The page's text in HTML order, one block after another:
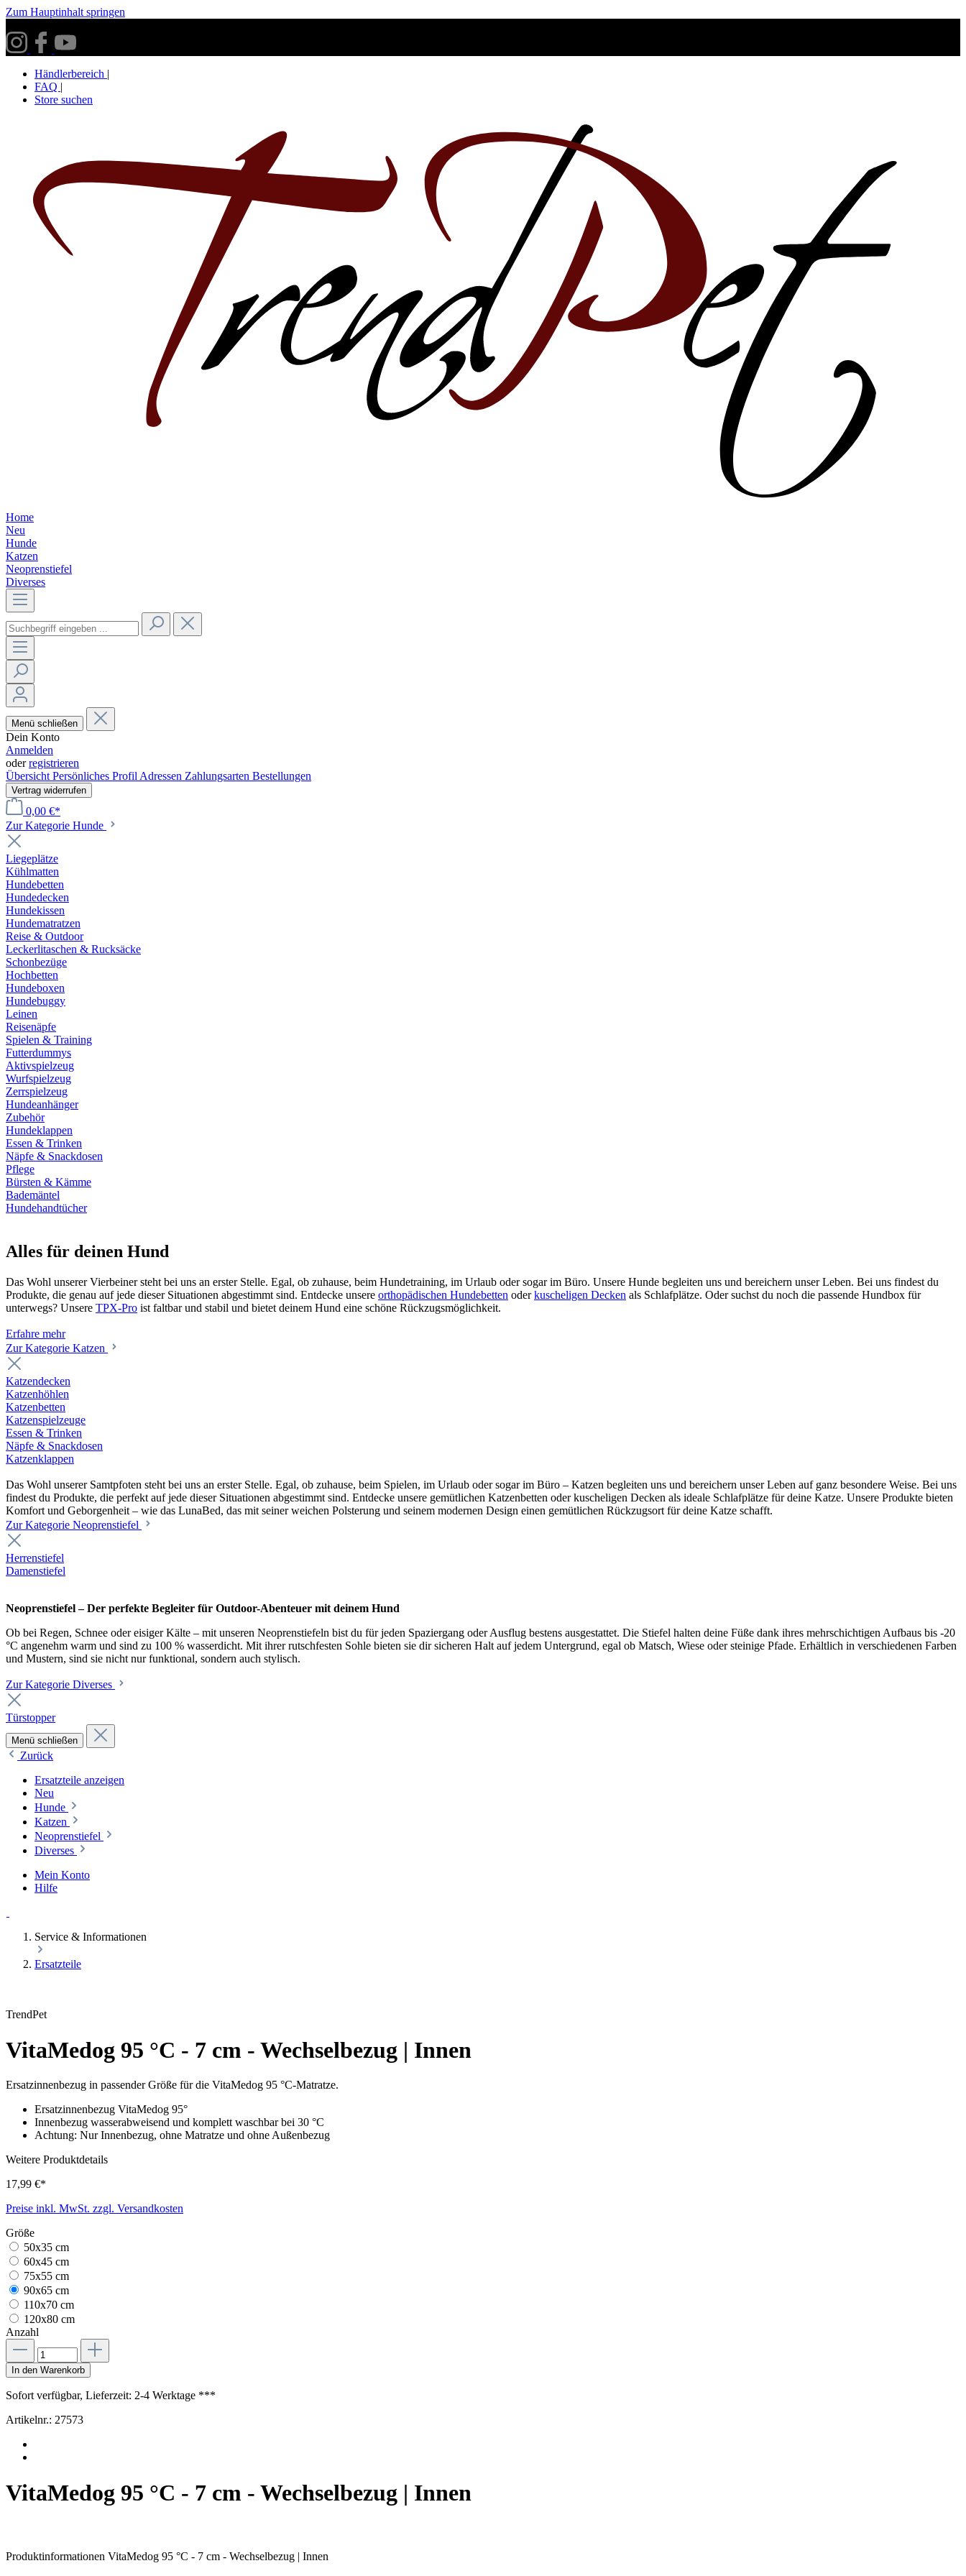
Zum Hauptinhalt springen
Händlerbereich |
FAQ |
Store suchen
Home
Neu
Hunde
Katzen
Neoprenstiefel
Diverses
Menü schließen
Dein Konto
Anmelden
oderregistrieren
ÜbersichtPersönliches ProfilAdressen Zahlungsarten Bestellungen
Vertrag widerrufen
0,00 €*
Zur Kategorie Hunde
Liegeplätze
Kühlmatten
Hundebetten
Hundedecken
Hundekissen
Hundematratzen
Reise & Outdoor
Leckerlitaschen & Rucksäcke
Schonbezüge
Hochbetten
Hundeboxen
Hundebuggy
Leinen
Reisenäpfe
Spielen & Training
Futterdummys
Aktivspielzeug
Wurfspielzeug
Zerrspielzeug
Hundeanhänger
Zubehör
Hundeklappen
Essen & Trinken
Näpfe & Snackdosen
Pflege
Bürsten & Kämme
Bademäntel
Hundehandtücher
Alles für deinen Hund
Das Wohl unserer Vierbeiner steht bei uns an erster Stelle. Egal, ob zuhause, beim Hundetraining, im Urlaub oder sogar im Büro. Unsere Hunde begleiten uns und bereichern unser Leben. Bei uns findest du
Produkte, die genau auf jede dieser Situationen abgestimmt sind. Entdecke unsere orthopädischen Hundebetten oderkuscheligen Decken als Schlafplätze. Oder suchst du noch die passende Hundbox für
unterwegs? Unsere TPX-Pro ist faltbar und stabil und bietet deinem Hund eine schöne Rückzugsmöglichkeit.
Erfahre mehr
Zur Kategorie Katzen
Katzendecken
Katzenhöhlen
Katzenbetten
Katzenspielzeuge
Essen & Trinken
Näpfe & Snackdosen
Katzenklappen
Das Wohl unserer Samtpfoten steht bei uns an erster Stelle. Egal, ob zuhause, beim Spielen, im Urlaub oder sogar im Büro – Katzen begleiten uns und bereichern unser Leben auf ganz besondere Weise. Bei uns
findest du Produkte, die perfekt auf jede dieser Situationen abgestimmt sind. Entdecke unsere gemütlichen Katzenbetten oder kuscheligen Decken als ideale Schlafplätze für deine Katze. Unsere Produkte bieten
Komfort und Geborgenheit – wie das LunaBed, das mit seiner weichen Polsterung und seinem modernen Design einen gemütlichen Rückzugsort für deine Katze schafft.
Zur Kategorie Neoprenstiefel
Herrenstiefel
Damenstiefel
Neoprenstiefel – Der perfekte Begleiter für Outdoor-Abenteuer mit deinem Hund
Ob bei Regen, Schnee oder eisiger Kälte – mit unseren Neoprenstiefeln bist du für jeden Spaziergang oder Ausflug bestens ausgestattet. Die Stiefel halten deine Füße dank ihres mehrschichtigen Aufbaus bis -20
°C angenehm warm und sind zu 100 % wasserdicht. Mit ihrer rutschfesten Sohle bieten sie dir sicheren Halt auf jedem Untergrund, egal ob Matsch, Wiese oder steinige Pfade. Erhältlich in verschiedenen Farben
und Mustern, sind sie nicht nur funktional, sondern auch stylisch.
Zur Kategorie Diverses
Türstopper
Menü schließen
Zurück
Ersatzteile anzeigen
Neu
Hunde
Katzen
Neoprenstiefel
Diverses
Mein Konto
Hilfe
Service & Informationen
Ersatzteile
TrendPet
VitaMedog 95 °C - 7 cm - Wechselbezug | Innen
Ersatzinnenbezug in passender Größe für die VitaMedog 95 °C-Matratze.
Ersatzinnenbezug VitaMedog 95°
Innenbezug wasserabweisend und komplett waschbar bei 30 °C
Achtung: Nur Innenbezug, ohne Matratze und ohne Außenbezug
Weitere Produktdetails
17,99 €*
Preise inkl. MwSt. zzgl. Versandkosten
Größe
50x35 cm
60x45 cm
75x55 cm
90x65 cm
110x70 cm
120x80 cm
Anzahl
In den Warenkorb
Sofort verfügbar, Lieferzeit: 2-4 Werktage ***
Artikelnr.: 27573
VitaMedog 95 °C - 7 cm - Wechselbezug | Innen
Produktinformationen VitaMedog 95 °C - 7 cm - Wechselbezug | Innen